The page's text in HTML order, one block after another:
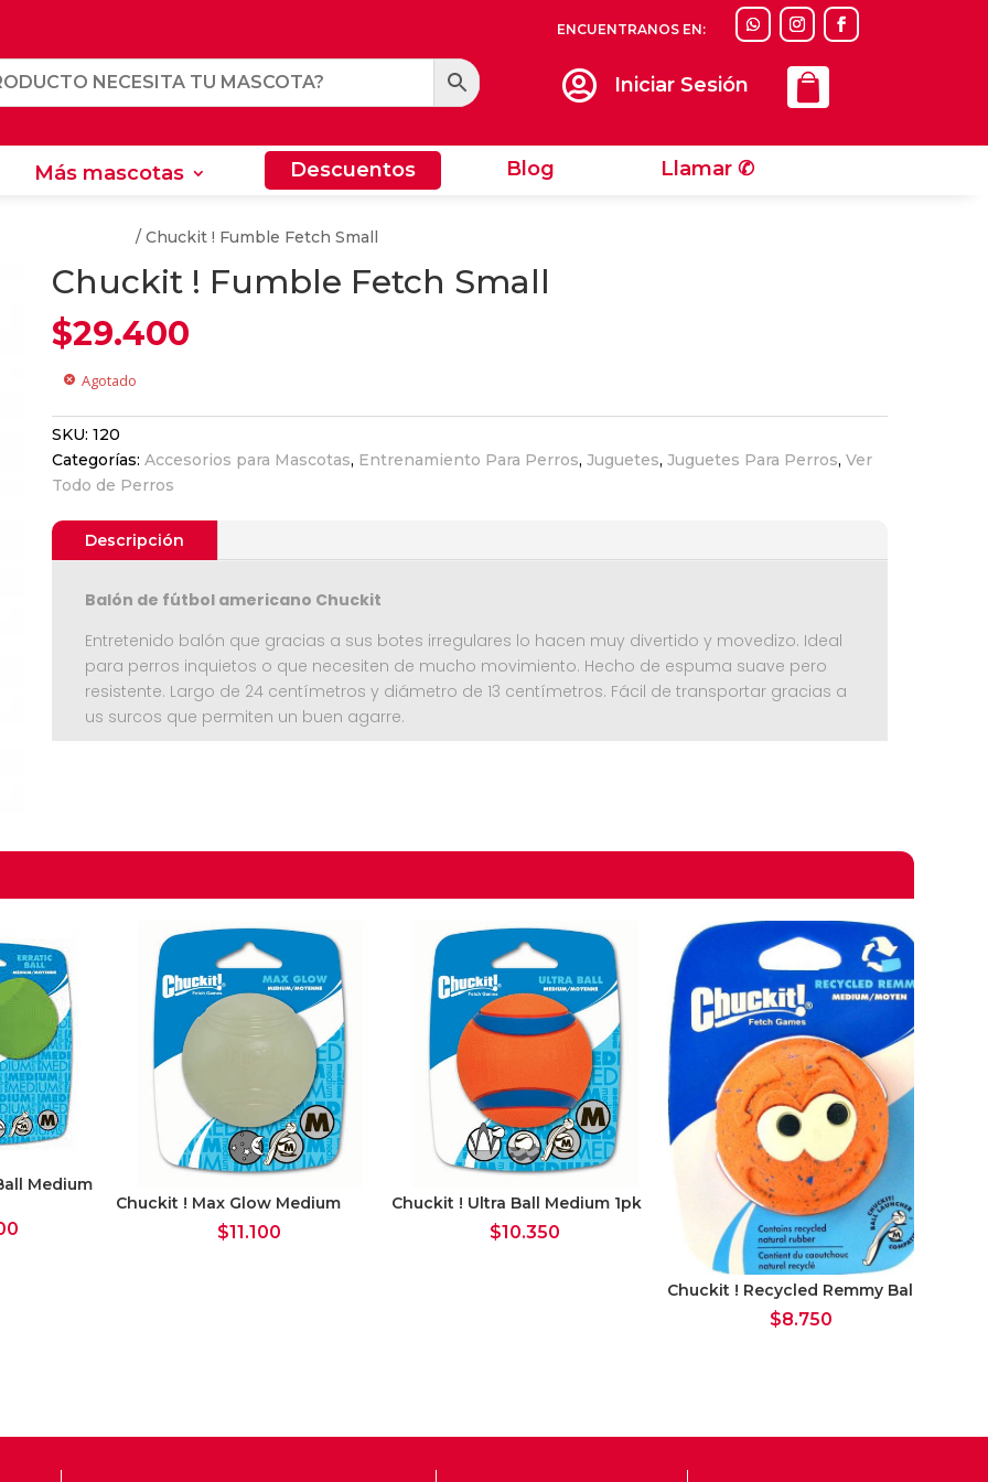
ENCUENTRANOS EN:
 Iniciar Sesión
Más mascotas Descuentos Blog Llamar ✆
Llamar ✆
/ Chuckit ! Fumble Fetch Small
Chuckit ! Fumble Fetch Small
$29.400
cancel Agotado
SKU: 120
Categorías: Accesorios para Mascotas, Entrenamiento Para Perros, Juguetes, Juguetes Para Perros, Ver
Todo de Perros
Descripción
Balón de fútbol americano Chuckit
Entretenido balón que gracias a sus botes irregulares lo hacen muy divertido y movedizo. Ideal
para perros inquietos o que necesiten de mucho movimiento. Hecho de espuma suave pero
resistente. Largo de 24 centímetros y diámetro de 13 centímetros. Fácil de transportar gracias a
us surcos que permiten un buen agarre.
Medium
Chuckit ! Max Glow Medium
$11.100
Chuckit ! Ultra Ball Medium 1pk
$10.350
Chuckit ! Recycled Remmy Ball
$8.750